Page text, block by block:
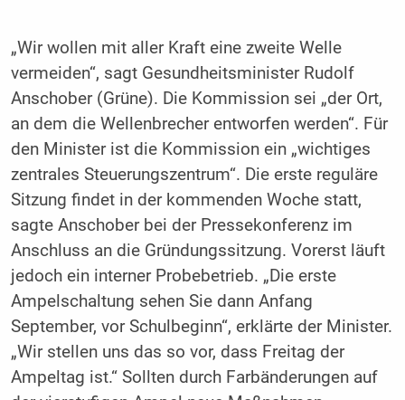
„Wir wollen mit aller Kraft eine zweite Welle
vermeiden“, sagt Gesundheitsminister Rudolf
Anschober (Grüne). Die Kommission sei „der Ort,
an dem die Wellenbrecher entworfen werden“. Für
den Minister ist die Kommission ein „wichtiges
zentrales Steuerungszentrum“. Die erste reguläre
Sitzung findet in der kommenden Woche statt,
sagte Anschober bei der Pressekonferenz im
Anschluss an die Gründungssitzung. Vorerst läuft
jedoch ein interner Probebetrieb. „Die erste
Ampelschaltung sehen Sie dann Anfang
September, vor Schulbeginn“, erklärte der Minister.
„Wir stellen uns das so vor, dass Freitag der
Ampeltag ist.“ Sollten durch Farbänderungen auf